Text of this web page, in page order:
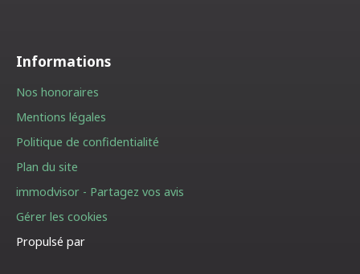
Informations
Nos honoraires
Mentions légales
Politique de confidentialité
Plan du site
immodvisor - Partagez vos avis
Gérer les cookies
Propulsé par